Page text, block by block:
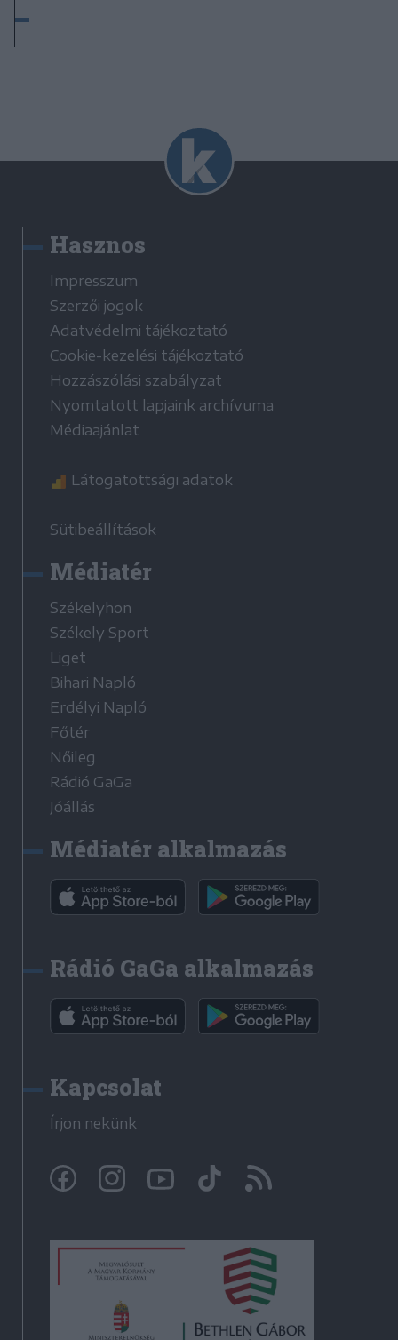
Hasznos
Impresszum
Szerzői jogok
Adatvédelmi tájékoztató
Cookie-kezelési tájékoztató
Hozzászólási szabályzat
Nyomtatott lapjaink archívuma
Médiaajánlat
Látogatottsági adatok
Sütibeállítások
Médiatér
Székelyhon
Székely Sport
Liget
Bihari Napló
Erdélyi Napló
Főtér
Nőileg
Rádió GaGa
Jóállás
Médiatér alkalmazás
Rádió GaGa alkalmazás
Kapcsolat
Írjon nekünk